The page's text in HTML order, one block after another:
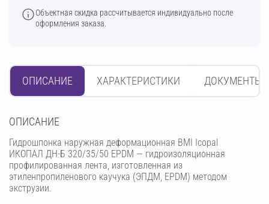
Объектная скидка рассчитывается индивидуально после
оформления заказа.
ОПИСАНИЕ ХАРАКТЕРИСТИКИ ДОКУМЕНТЫ
OПИСАНИЕ
Гидрошпонка наружная деформационная BMI Icopal
ИКОПАЛ ДН-Б 320/35/50 EPDM — гидроизоляционная
профилированная лента, изготовленная из
этиленпропиленового каучука (ЭПДМ, EPDM) методом
экструзии.